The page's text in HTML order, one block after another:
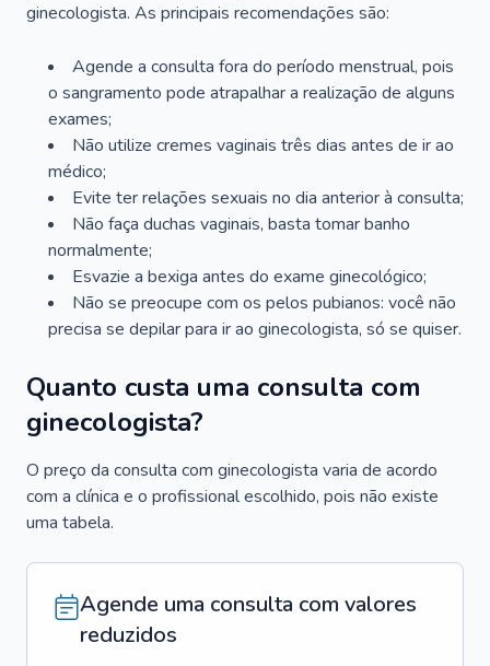
ginecologista. As principais recomendações são:
Agende a consulta fora do período menstrual, pois
o sangramento pode atrapalhar a realização de alguns
exames;
Não utilize cremes vaginais três dias antes de ir ao
médico;
Evite ter relações sexuais no dia anterior à consulta;
Não faça duchas vaginais, basta tomar banho
normalmente;
Esvazie a bexiga antes do exame ginecológico;
Não se preocupe com os pelos pubianos: você não
precisa se depilar para ir ao ginecologista, só se quiser.
Quanto custa uma consulta com
ginecologista?
O preço da consulta com ginecologista varia de acordo
com a clínica e o profissional escolhido, pois não existe
uma tabela.
Agende uma consulta com valores
reduzidos